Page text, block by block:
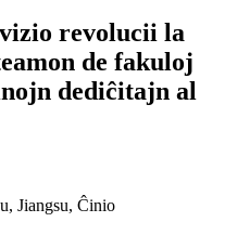
revolucii la
de fakuloj
dediĉitajn al
Jiangsu, Ĉinio